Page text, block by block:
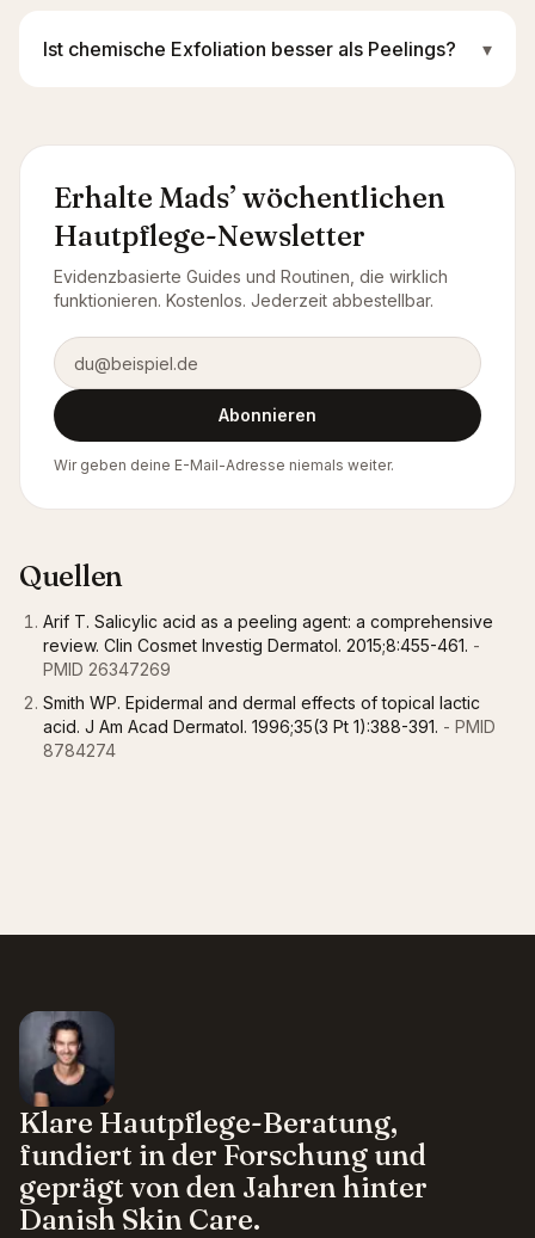
Ist chemische Exfoliation besser als Peelings? ▾
Erhalte Mads’ wöchentlichen
Hautpflege-Newsletter
Evidenzbasierte Guides und Routinen, die wirklich
funktionieren. Kostenlos. Jederzeit abbestellbar.
E-Mail-Adresse
Abonnieren
Wir geben deine E-Mail-Adresse niemals weiter.
Quellen
Arif T. Salicylic acid as a peeling agent: a comprehensive
review. Clin Cosmet Investig Dermatol. 2015;8:455-461. -
PMID 26347269
Smith WP. Epidermal and dermal effects of topical lactic
acid. J Am Acad Dermatol. 1996;35(3 Pt 1):388-391. - PMID
8784274
Klare Hautpflege-Beratung,
fundiert in der Forschung und
geprägt von den Jahren hinter
Danish Skin Care.